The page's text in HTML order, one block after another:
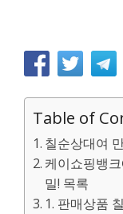
Table of
칠순상대여
케이쇼핑뱅
밀! 목록
1. 판매상품